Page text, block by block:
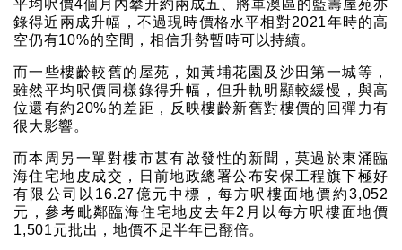
平均呎價4個月內攀升約兩成五、將軍澳區的藍籌屋苑亦
錄得近兩成升幅，不過現時價格水平相對2021年時的高
空仍有10%的空間，相信升勢暫時可以持續。
而一些樓齡較舊的屋苑，如黃埔花園及沙田第一城等，
雖然平均呎價同樣錄得升幅，但升軌明顯較緩慢，與高
位還有約20%的差距，反映樓齡新舊對樓價的回彈力有
很大影響。
而本周另一單對樓市甚有啟發性的新聞，莫過於東涌臨
海住宅地皮成交，日前地政總署公布安保工程旗下極好
有限公司以16.27億元中標，每方呎樓面地價約3,052
元，參考毗鄰臨海住宅地皮去年2月以每方呎樓面地價
1,501元批出，地價不足半年已翻倍。